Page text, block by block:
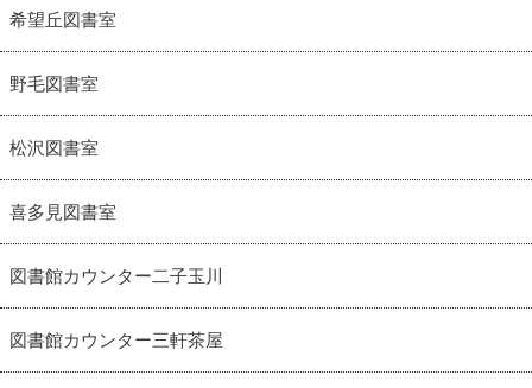
希望丘図書室
野毛図書室
松沢図書室
喜多見図書室
図書館カウンター二子玉川
図書館カウンター三軒茶屋